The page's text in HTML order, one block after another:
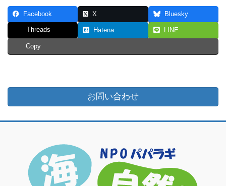
Facebook X Bluesky
Threads Hatena LINE
Copy
お問い合わせ